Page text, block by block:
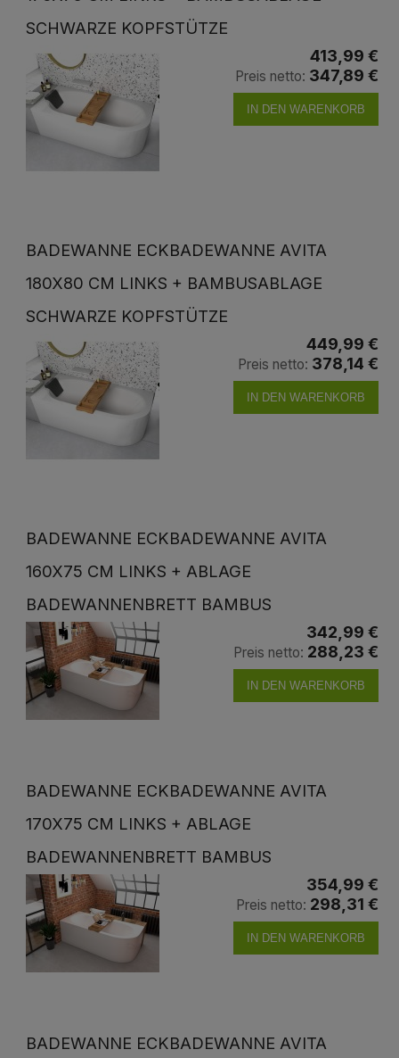
SCHWARZE KOPFSTÜTZE
413,99 €
Preis netto: 347,89 €
IN DEN WARENKORB
BADEWANNE ECKBADEWANNE AVITA
180X80 CM LINKS + BAMBUSABLAGE
SCHWARZE KOPFSTÜTZE
449,99 €
Preis netto: 378,14 €
IN DEN WARENKORB
BADEWANNE ECKBADEWANNE AVITA
160X75 CM LINKS + ABLAGE
BADEWANNENBRETT BAMBUS
342,99 €
Preis netto: 288,23 €
IN DEN WARENKORB
BADEWANNE ECKBADEWANNE AVITA
170X75 CM LINKS + ABLAGE
BADEWANNENBRETT BAMBUS
354,99 €
Preis netto: 298,31 €
IN DEN WARENKORB
BADEWANNE ECKBADEWANNE AVITA